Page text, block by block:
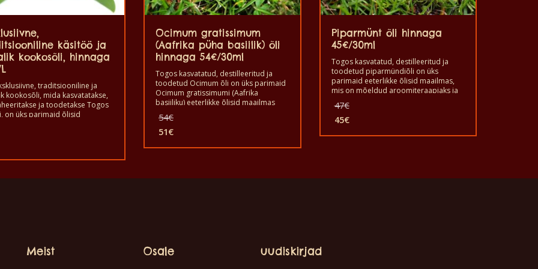
käsitöö ja
kookosõli, hinnaga
traditsiooniline ja
kookosõli, mida kasvatatakse,
ja toodetakse Togos
on üks parimaid õlisid
või kasutada
koostisainena (seep,
tulevad kasuks. Hea
tervislik ja hea kvaliteediga
60€.
Ocimum gratissimum
(Aafrika püha basiilik) õli
hinnaga 54€/30ml
Togos kasvatatud, destilleeritud ja
toodetud Ocimum õli on üks parimaid
Ocimum gratissimumi (Aafrika
basiiliku) eeterlikke õlisid maailmas
sellel on mõned head omadused, mis
on kasulikud inimestele. Hea kasutada
tervislik ja hea kvaliteediga puhas
poolt Togos.
54€
54€.
51€
hind
Piparmünt õli hinnaga
45€/30ml
Togos kasvatatud, destilleeritud ja
toodetud piparmündiõli on üks
parimaid eeterlikke õlisid maailmas,
mis on mõeldud aroomiteraapiaks ja
head omadused, mis on kasulikud
inimestele. Hea kasutada seda utiliiti.
puhas toode. Kasvatatud, toodetud ja
47€
47€.
45€
hind
Meist Osale uudiskirjad